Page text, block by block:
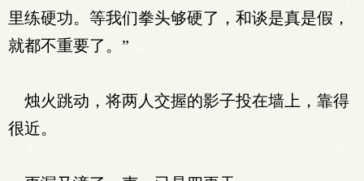
里练硬功。等我们拳头够硬了，和谈是真是假，
就都不重要了。”
烛火跳动，将两人交握的影子投在墙上，靠得
很近。